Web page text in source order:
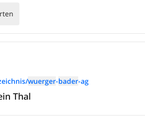
wuerger-bader-ag
Thal